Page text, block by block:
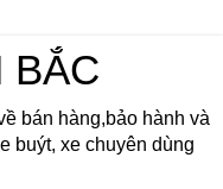
BẮC
bán hàng,bảo hành và
buýt, xe chuyên dùng